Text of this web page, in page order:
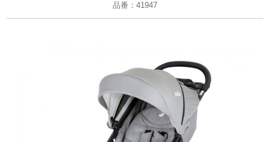
会社案内
お問い合わせ
品番：41947